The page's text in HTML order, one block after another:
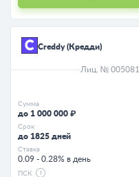
Creddy (Кредди)
Лиц. № 005081
Сумма
до 1 000 000 ₽
Срок
до 1825 дней
Ставка
0.09 - 0.28% в день
ПСК